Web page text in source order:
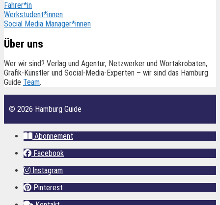
Fahrer*in
Werkstudent*innen
Social Media Manager*innen
Über uns
Wer wir sind? Verlag und Agentur, Netzwerker und Wortakrobaten,
Grafik-Künstler und Social-Media-Experten – wir sind das Hamburg
Guide Team.
© 2026 Hamburg Guide
Abonnement
Facebook
Instagram
Pinterest